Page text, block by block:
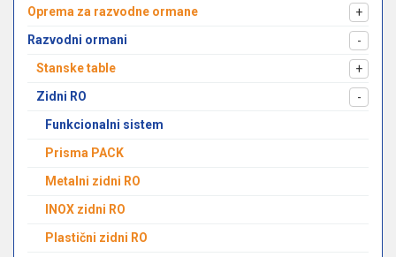
Oprema za razvodne ormane
+
Razvodni ormani
-
Stanske table
+
Zidni RO
-
Funkcionalni sistem
Prisma PACK
Metalni zidni RO
INOX zidni RO
Plastični zidni RO